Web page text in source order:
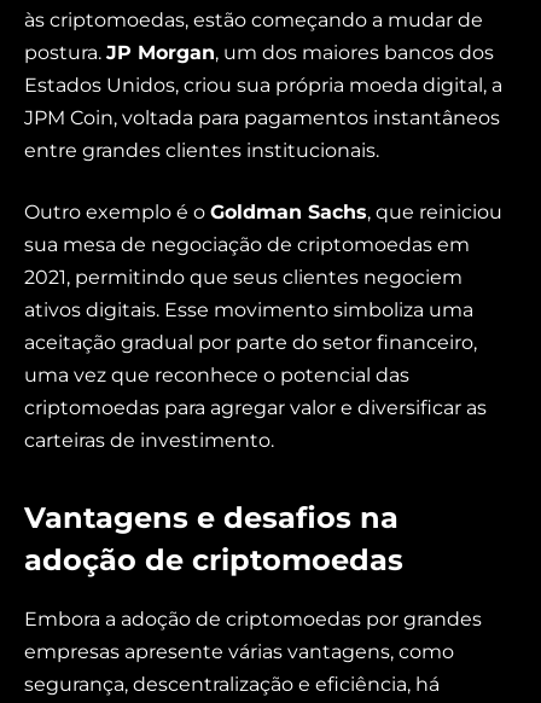
às criptomoedas, estão começando a mudar de
postura. JP Morgan, um dos maiores bancos dos
Estados Unidos, criou sua própria moeda digital, a
JPM Coin, voltada para pagamentos instantâneos
entre grandes clientes institucionais.
Outro exemplo é o Goldman Sachs, que reiniciou
sua mesa de negociação de criptomoedas em
2021, permitindo que seus clientes negociem
ativos digitais. Esse movimento simboliza uma
aceitação gradual por parte do setor financeiro,
uma vez que reconhece o potencial das
criptomoedas para agregar valor e diversificar as
carteiras de investimento.
Vantagens e desafios na
adoção de criptomoedas
Embora a adoção de criptomoedas por grandes
empresas apresente várias vantagens, como
segurança, descentralização e eficiência, há